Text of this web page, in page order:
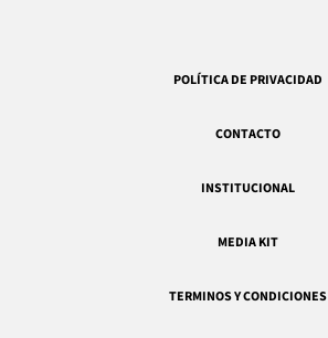
POLÍTICA DE PRIVACIDAD
CONTACTO
INSTITUCIONAL
MEDIA KIT
TERMINOS Y CONDICIONES